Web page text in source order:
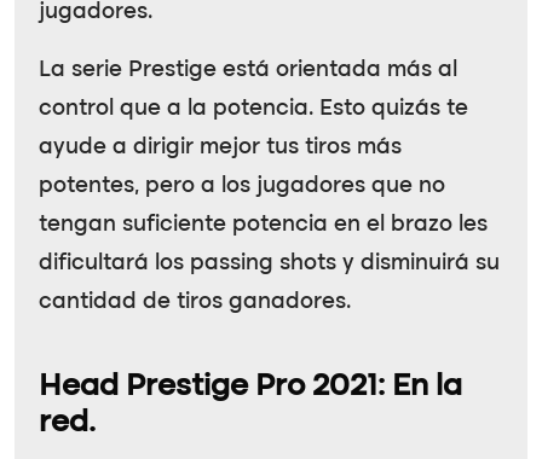
jugadores.
La serie Prestige está orientada más al
control que a la potencia. Esto quizás te
ayude a dirigir mejor tus tiros más
potentes, pero a los jugadores que no
tengan suficiente potencia en el brazo les
dificultará los passing shots y disminuirá su
cantidad de tiros ganadores.
Head Prestige Pro 2021: En la
red.